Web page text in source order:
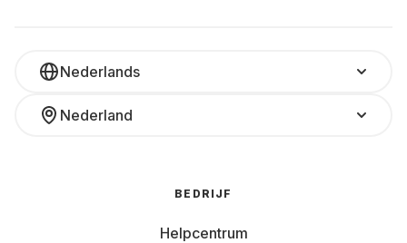
Nederlands
Nederland
BEDRIJF
Helpcentrum